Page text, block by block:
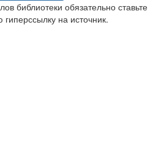
библиотеки обязательно ставьте
на источник.